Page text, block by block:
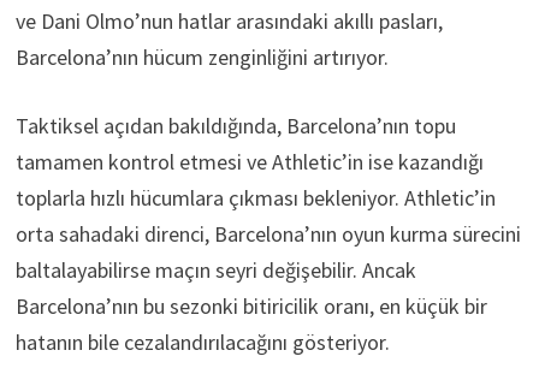
ve Dani Olmo’nun hatlar arasındaki akıllı pasları,
Barcelona’nın hücum zenginliğini artırıyor.
Taktiksel açıdan bakıldığında, Barcelona’nın topu
tamamen kontrol etmesi ve Athletic’in ise kazandığı
toplarla hızlı hücumlara çıkması bekleniyor. Athletic’in
orta sahadaki direnci, Barcelona’nın oyun kurma sürecini
baltalayabilirse maçın seyri değişebilir. Ancak
Barcelona’nın bu sezonki bitiricilik oranı, en küçük bir
hatanın bile cezalandırılacağını gösteriyor.